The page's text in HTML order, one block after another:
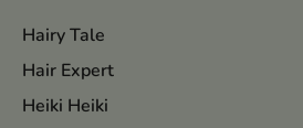
Hairy Tale
Hair Expert
Heiki Heiki